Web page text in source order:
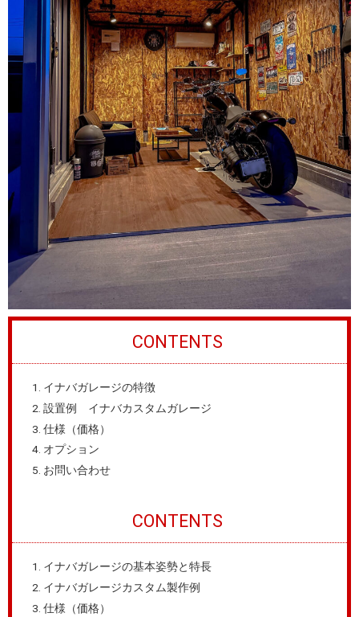
CONTENTS
イナバガレージの特徴
設置例 イナバカスタムガレージ
仕様（価格）
オプション
お問い合わせ
CONTENTS
イナバガレージの基本姿勢と特長
イナバガレージカスタム製作例
仕様（価格）